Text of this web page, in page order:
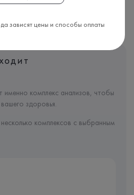
именно комплекс анализов, чтобы
здоровья.
комплексов с выбранным
зависят цены и способы оплаты